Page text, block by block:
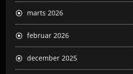
marts 2026
februar 2026
december 2025